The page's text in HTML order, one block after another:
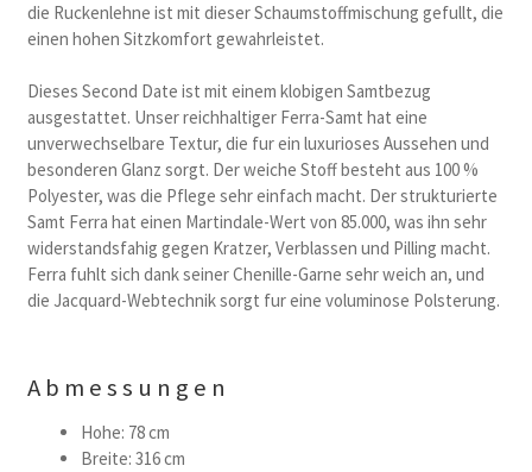
die Ruckenlehne ist mit dieser Schaumstoffmischung gefullt, die
einen hohen Sitzkomfort gewahrleistet.
Dieses Second Date ist mit einem klobigen Samtbezug
ausgestattet. Unser reichhaltiger Ferra-Samt hat eine
unverwechselbare Textur, die fur ein luxurioses Aussehen und
besonderen Glanz sorgt. Der weiche Stoff besteht aus 100 %
Polyester, was die Pflege sehr einfach macht. Der strukturierte
Samt Ferra hat einen Martindale-Wert von 85.000, was ihn sehr
widerstandsfahig gegen Kratzer, Verblassen und Pilling macht.
Ferra fuhlt sich dank seiner Chenille-Garne sehr weich an, und
die Jacquard-Webtechnik sorgt fur eine voluminose Polsterung.
Abmessungen
Hohe: 78 cm
Breite: 316 cm